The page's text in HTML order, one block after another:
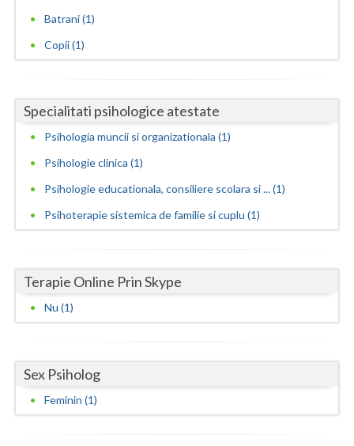
Mehedinti
Neamt
Olt
Prahova
Satu-Mare
Suceava
Teleorman
Timis
Tulcea
Batrani (1)
Copii (1)
Specialitati psihologice atestate
Psihologia muncii si organizationala (1)
Psihologie clinica (1)
Psihologie educationala, consiliere scolara si ... (1)
Psihoterapie sistemica de familie si cuplu (1)
Terapie Online Prin Skype
Nu (1)
Sex Psiholog
Feminin (1)